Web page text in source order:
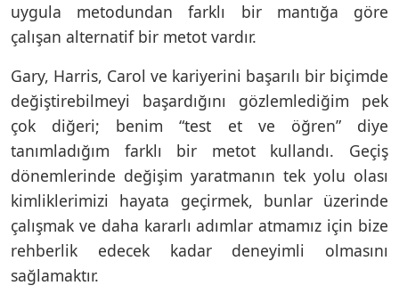
uygula metodundan farklı bir mantığa göre
çalışan alternatif bir metot vardır.
Gary, Harris, Carol ve kariyerini başarılı bir biçimde
değiştirebilmeyi başardığını gözlemlediğim pek
çok diğeri; benim “test et ve öğren” diye
tanımladığım farklı bir metot kullandı. Geçiş
dönemlerinde değişim yaratmanın tek yolu olası
kimliklerimizi hayata geçirmek, bunlar üzerinde
çalışmak ve daha kararlı adımlar atmamız için bize
rehberlik edecek kadar deneyimli olmasını
sağlamaktır.